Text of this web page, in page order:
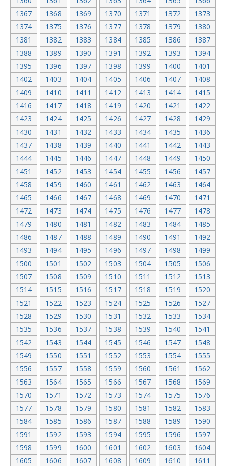
1367
1368 1369 1370 1371 1372
1373
1374
1375 1376 1377 1378 1379
1380
1381
1382 1383 1384 1385 1386
1387
1388
1389 1390 1391 1392 1393
1394
1395
1396 1397 1398 1399 1400
1401
1402
1403 1404 1405 1406 1407
1408
1409
1410 1411 1412 1413 1414
1415
1416
1417 1418 1419 1420 1421
1422
1423
1424 1425 1426 1427 1428
1429
1430
1431 1432 1433 1434 1435
1436
1437
1438 1439 1440 1441 1442
1443
1444
1445 1446 1447 1448 1449
1450
1451
1452 1453 1454 1455 1456
1457
1458
1459 1460 1461 1462 1463
1464
1465
1466 1467 1468 1469 1470
1471
1472
1473 1474 1475 1476 1477
1478
1479
1480 1481 1482 1483 1484
1485
1486
1487 1488 1489 1490 1491
1492
1493
1494 1495 1496 1497 1498
1499
1500
1501 1502 1503 1504 1505
1506
1507
1508 1509 1510 1511 1512
1513
1514
1515 1516 1517 1518 1519
1520
1521
1522 1523 1524 1525 1526
1527
1528
1529 1530 1531 1532 1533
1534
1535
1536 1537 1538 1539 1540
1541
1542
1543 1544 1545 1546 1547
1548
1549
1550 1551 1552 1553 1554
1555
1556
1557 1558 1559 1560 1561
1562
1563
1564 1565 1566 1567 1568
1569
1570
1571 1572 1573 1574 1575
1576
1577
1578 1579 1580 1581 1582
1583
1584
1585 1586 1587 1588 1589
1590
1591
1592 1593 1594 1595 1596
1597
1598
1599 1600 1601 1602 1603
1604
1605
1606 1607 1608 1609 1610
1611